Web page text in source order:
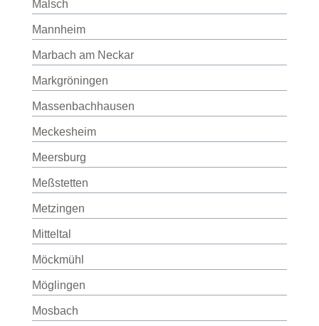
Malsch
Mannheim
Marbach am Neckar
Markgröningen
Massenbachhausen
Meckesheim
Meersburg
Meßstetten
Metzingen
Mitteltal
Möckmühl
Möglingen
Mosbach